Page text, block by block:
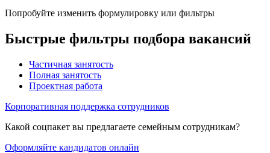
Попробуйте изменить формулировку или фильтры
Быстрые фильтры подбора вакансий
Частичная занятость
Полная занятость
Проектная работа
Корпоративная поддержка сотрудников
Какой соцпакет вы предлагаете семейным сотрудникам?
Оформляйте кандидатов онлайн